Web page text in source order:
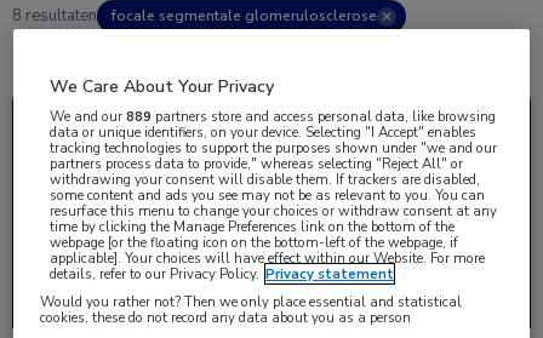
8 resultaten focale segmentale glomerulosclerose ✕
Nieuws Nefrologie
We Care About Your Privacy
We and our889 partners store and access personal data, like browsing
data or unique identifiers, on your device. Selecting "I Accept" enables
tracking technologies to support the purposes shown under "we and our
partners process data to provide," whereas selecting "Reject All" or
withdrawing your consent will disable them. If trackers are disabled,
some content and ads you see may not be as relevant to you. You can
resurface this menu to change your choices or withdraw consent at any
time by clicking the Manage Preferences link on the bottom of the
webpage [or the floating icon on the bottom-left of the webpage, if
applicable]. Your choices will have effect within our Website. For more
details, refer to our Privacy Policy. Privacy statement
Would you rather not? Then we only place essential and statistical
cookies, these do not record any data about you as a person